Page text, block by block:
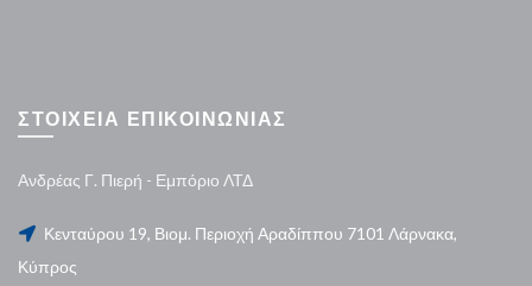
ΣΤΟΙΧΕΙΑ ΕΠΙΚΟΙΝΩΝΙΑΣ
Ανδρέας Γ. Πιερή - Εμπόριο ΛΤΔ
Κενταύρου 19, Βιομ. Περιοχή Αραδίππου 7101 Λάρνακα,
Κύπρος